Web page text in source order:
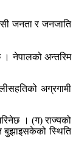
जनता र जनजाति
। नेपालको अन्तरिम
अग्रगामी
। (ग) राज्यको
बुझाइसकेको स्थिति